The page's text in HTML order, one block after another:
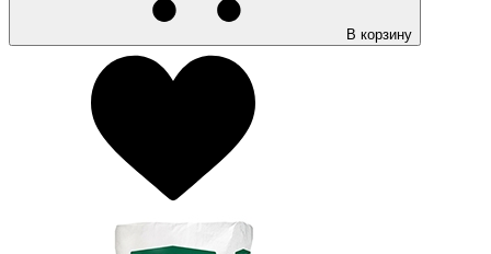
В корзину